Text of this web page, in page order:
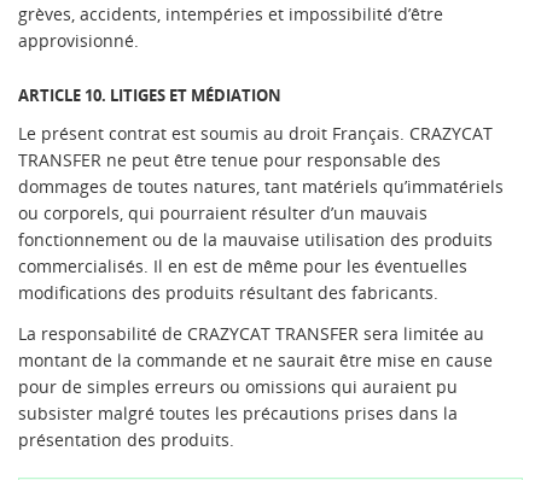
grèves, accidents, intempéries et impossibilité d’être
approvisionné.
ARTICLE 10. LITIGES ET MÉDIATION
Le présent contrat est soumis au droit Français. CRAZYCAT
TRANSFER ne peut être tenue pour responsable des
dommages de toutes natures, tant matériels qu’immatériels
ou corporels, qui pourraient résulter d’un mauvais
fonctionnement ou de la mauvaise utilisation des produits
commercialisés. Il en est de même pour les éventuelles
modifications des produits résultant des fabricants.
La responsabilité de CRAZYCAT TRANSFER sera limitée au
montant de la commande et ne saurait être mise en cause
pour de simples erreurs ou omissions qui auraient pu
subsister malgré toutes les précautions prises dans la
présentation des produits.